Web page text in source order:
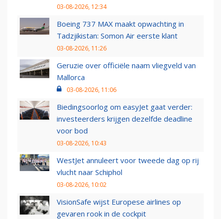
03-08-2026, 12:34
Boeing 737 MAX maakt opwachting in
Tadzjikistan: Somon Air eerste klant
03-08-2026, 11:26
Geruzie over officiële naam vliegveld van
Mallorca
03-08-2026, 11:06
Biedingsoorlog om easyJet gaat verder:
investeerders krijgen dezelfde deadline
voor bod
03-08-2026, 10:43
WestJet annuleert voor tweede dag op rij
vlucht naar Schiphol
03-08-2026, 10:02
VisionSafe wijst Europese airlines op
gevaren rook in de cockpit